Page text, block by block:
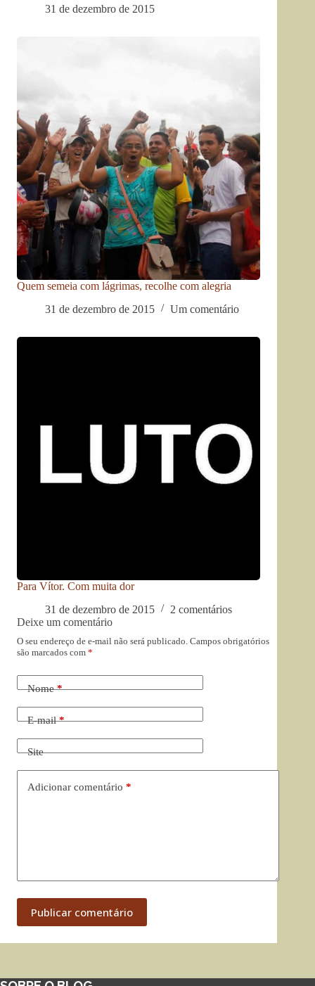
31 de dezembro de 2015
Quem semeia com lágrimas, recolhe com alegria
31 de dezembro de 2015
Um comentário
Para Vítor. Com muita dor
31 de dezembro de 2015
2 comentários
Deixe um comentário
O seu endereço de e-mail não será publicado. Campos obrigatórios
são marcados com *
Nome*
E-mail*
Site
Adicionar comentário *
Publicar comentário